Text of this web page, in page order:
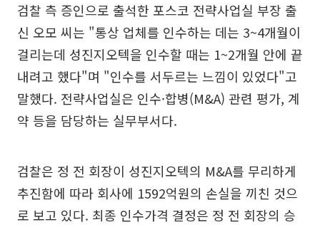
검찰 측 증인으로 출석한 포스코 전략사업실 부장 출
신 오모 씨는 "통상 업체를 인수하는 데는 3~4개월이
걸리는데 성진지오텍을 인수할 때는 1~2개월 안에 끝
내려고 했다"며 "인수를 서두르는 느낌이 있었다"고
말했다. 전략사업실은 인수·합병(M&A) 관련 평가, 계
약 등을 담당하는 실무부서다.
검찰은 정 전 회장이 성진지오텍의 M&A를 무리하게
추진함에 따라 회사에 1592억원의 손실을 끼친 것으
로 보고 있다. 최종 인수가격 결정은 정 전 회장의 승